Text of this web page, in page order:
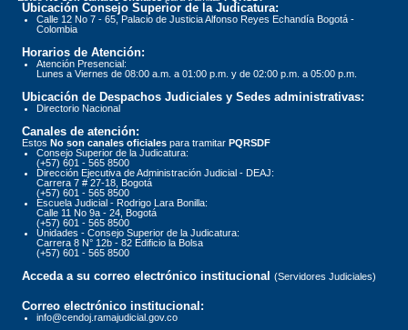
Ubicación Consejo Superior de la Judicatura:
Calle 12 No 7 - 65, Palacio de Justicia Alfonso Reyes Echandía Bogotá -
Colombia
Horarios de Atención:
Atención Presencial:
Lunes a Viernes de 08:00 a.m. a 01:00 p.m. y de 02:00 p.m. a 05:00 p.m.
Ubicación de Despachos Judiciales y Sedes administrativas:
Directorio Nacional
Canales de atención:
Estos No son canales oficiales para tramitar PQRSDF
Consejo Superior de la Judicatura:
(+57) 601 - 565 8500
Dirección Ejecutiva de Administración Judicial - DEAJ:
Carrera 7 # 27-18, Bogotá
(+57) 601 - 565 8500
Escuela Judicial - Rodrigo Lara Bonilla:
Calle 11 No 9a - 24, Bogotá
(+57) 601 - 565 8500
Unidades - Consejo Superior de la Judicatura:
Carrera 8 N° 12b - 82 Edificio la Bolsa
(+57) 601 - 565 8500
Acceda a su correo electrónico institucional (Servidores Judiciales)
Correo electrónico institucional:
info@cendoj.ramajudicial.gov.co